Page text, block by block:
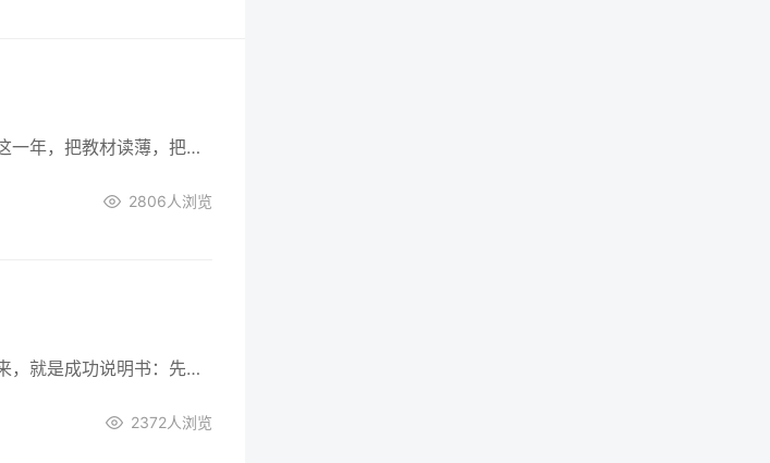
历史不是记忆的负担，而是逻辑的狂欢。复读这一年，把教材读薄，把史料读厚，把时间轴读活，你就能在2025年的考场上，用一支笔写下属于自己的“小历史”。
2806 人浏览
复读可以翻盘，也可能翻车。把失败样本翻过来，就是成功说明书：先诊断再出发，先稳心再提分，先升级方法再堆时间，先选对环境再埋头苦学，先守住健康再谈逆袭。
2372人浏览